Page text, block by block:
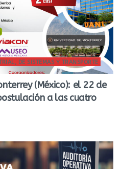
DE SISTEMAS Y TRANSPORTE
(México): el 22 de
a las cuatro